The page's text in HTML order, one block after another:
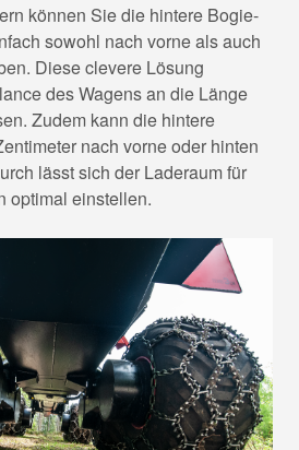
können Sie die hintere Bogie-
sowohl nach vorne als auch
Diese clevere Lösung
des Wagens an die Länge
Zudem kann die hintere
nach vorne oder hinten
lässt sich der Laderaum für
optimal einstellen.